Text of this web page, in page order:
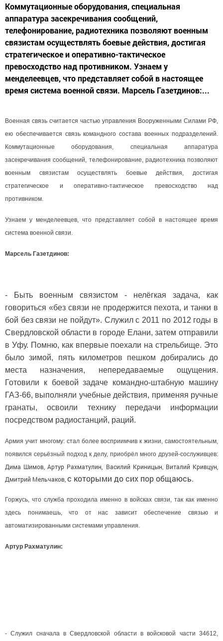
Коммутационные оборудования, специальная
аппаратура засекречивания сообщений,
телефонирование, радиотехника позволяют военным
связистам осуществлять боевые действия, достигая
стратегическое и оперативно-тактическое
превосходство над противником. Узнаем у
менделеевцев, что представляет собой в настоящее
время система военной связи. Марсель Газетдинов:...
Военная связь считается частью управления Вооруженными Силами РФ,
ею обеспечивается связь командного состава военных подразделений.
Коммутационные оборудования, специальная аппаратура
засекречивания сообщений, телефонирование, радиотехника позволяют
военным связистам осуществлять боевые действия, достигая
стратегическое и оперативно-тактическое превосходство над
противником.
Узнаем у менделеевцев, что представляет собой в настоящее время
система военной связи.
Марсель Газетдинов:
- Быть военным связистом - нелёгкая задача, как
говориться «без связи не продержится пехота, и танки в
бой без связи не пойдут». Служил с 2011 по 2012 годы в
Свердловской области в городе Елани, затем отправили
в Уфу. Помню, как впервые поехали на стрельбище. Это
было зимой, пять километров пешком добирались до
места назначения, непередаваемые ощущения.
Готовили к боевой задаче командно-штабную машину
ГАЗ-66, выполняли учебные действия, применяя ручные
гранаты, освоили технику передачи информации
посредством радиостанций, раций.
Армия учит многому: стал более восприимчив к жизни, самостоятельным,
появился серьёзный подход к делу, приобрёл много друзей-сослуживцев:
Дима Шимов, Артур Рахматулин, Василий Криницын, Виталий Кривцун,
Дмитрий Мельчаков,с которыми до сих пор общаюсь.
Горжусь, что служба проходила именно в войсках связи, так как именно
здесь понимаешь, что от нас зависит обеспечение связью и
автоматизированными системами управления.
Артур Рахматулин:
- Служил сначала в Свердловской области в войсковой части 34612,